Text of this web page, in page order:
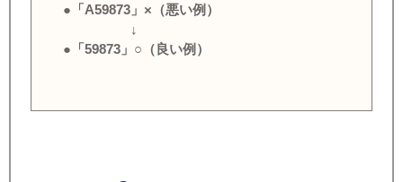
●「A59873」×（悪い例）
↓
●「59873」○（良い例）